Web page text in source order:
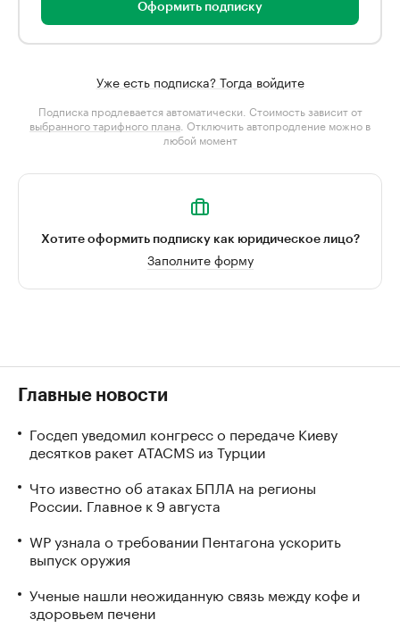
Оформить подписку
Уже есть подписка? Тогда войдите
Подписка продлевается автоматически. Стоимость зависит от
выбранного тарифного плана . Отключить автопродление можно в
любой момент
Хотите оформить подписку как юридическое лицо?
Заполните форму
Главные новости
Госдеп уведомил конгресс о передаче Киеву
десятков ракет ATACMS из Турции
Что известно об атаках БПЛА на регионы
России. Главное к 9 августа
WP узнала о требовании Пентагона ускорить
выпуск оружия
Ученые нашли неожиданную связь между кофе и
здоровьем печени